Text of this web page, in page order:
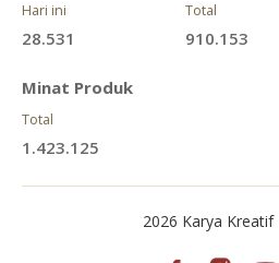
Hari ini
28.531
Total
910.153
Minat Produk
Total
1.423.125
2026 Karya Kreatif